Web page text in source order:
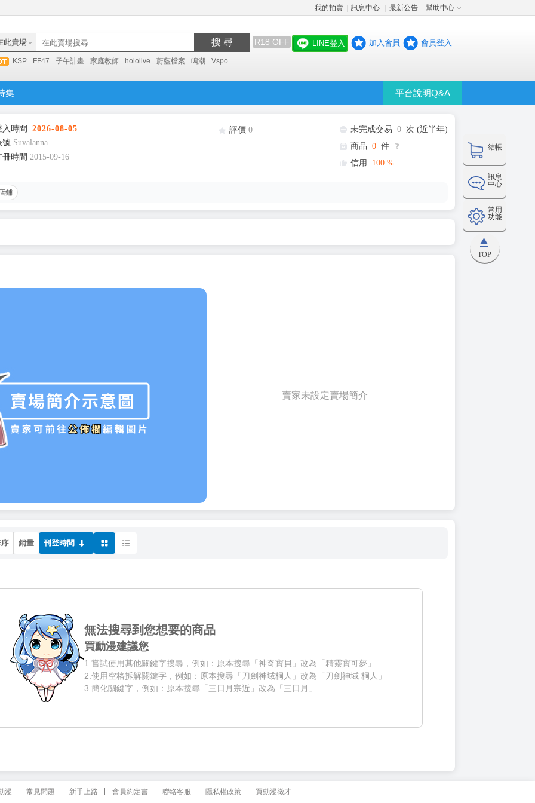
我的拍賣 訊息中心 最新公告 幫助中心
此賣場 搜 尋 R18 OFF
KSP FF47 子午計畫 家庭教師 hololive 蔚藍檔案 鳴潮 Vspo
LINE登入 加入會員 會員登入
集 平台說明Q&A
結帳
訊息
中心
常用
功能
TOP
時間
2026-08-05
號 Suvalanna
時間 2015-09-16
評價 0 未完成交易 0 次 (近半年)
商品 0 件 ❔
信用
100 %
鋪
賣家未設定賣場簡介
銷量 刊登時間
無法搜尋到您想要的商品
買動漫建議您
1.嘗試使用其他關鍵字搜尋，例如：原本搜尋「神奇寶貝」改為「精靈寶可夢」
2.使用空格拆解關鍵字，例如：原本搜尋「刀劍神域桐人」改為「刀劍神域 桐人」
3.簡化關鍵字，例如：原本搜尋「三日月宗近」改為「三日月」
漫 常見問題 新手上路 會員約定書 聯絡客服 隱私權政策 買動漫徵才